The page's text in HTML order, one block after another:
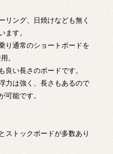
リング、日焼けなども無く
ます。
り通常のショートボードを
。
良い長さのボードです。
力は強く、長さもあるので
可能です。
ストックボードが多数あり